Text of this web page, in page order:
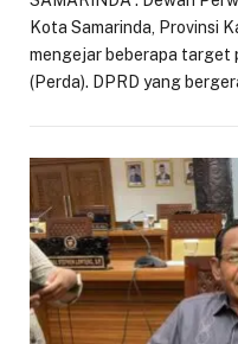
Kota Samarinda, Provinsi
mengejar beberapa target
(Perda). DPRD yang